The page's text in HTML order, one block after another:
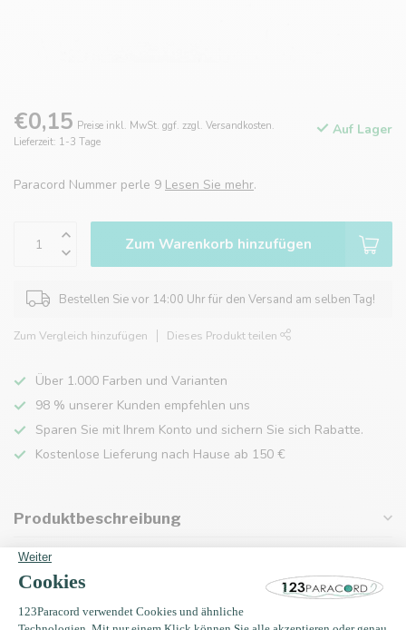
€0,15 Preise inkl. MwSt. ggf. zzgl. Versandkosten.
Lieferzeit: 1-3 Tage
Auf Lager
Paracord Nummer perle 9 Lesen Sie mehr.
Zum Warenkorb hinzufügen
Bestellen Sie vor 14:00 Uhr für den Versand am selben Tag!
Zum Vergleich hinzufügen Dieses Produkt teilen
Über 1.000 Farben und Varianten
98 % unserer Kunden empfehlen uns
Sparen Sie mit Ihrem Konto und sichern Sie sich Rabatte.
Kostenlose Lieferung nach Hause ab 150 €
Produktbeschreibung
Eigenschaften